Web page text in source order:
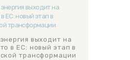
выходит на
в ЕС: новый этап в
трансформации